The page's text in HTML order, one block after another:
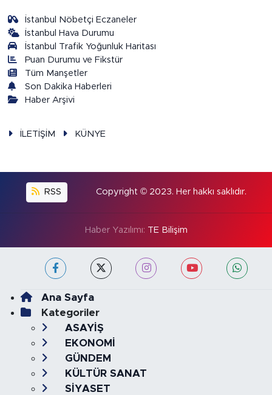
İstanbul Nöbetçi Eczaneler
İstanbul Hava Durumu
İstanbul Trafik Yoğunluk Haritası
Puan Durumu ve Fikstür
Tüm Manşetler
Son Dakika Haberleri
Haber Arşivi
İLETİŞİM KÜNYE
RSS Copyright © 2023. Her hakkı saklıdır.
Haber Yazılımı: TE Bilişim
Ana Sayfa
Kategoriler
ASAYİŞ
EKONOMİ
GÜNDEM
KÜLTÜR SANAT
SİYASET